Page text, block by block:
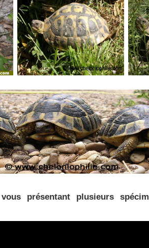
présentant plusieurs